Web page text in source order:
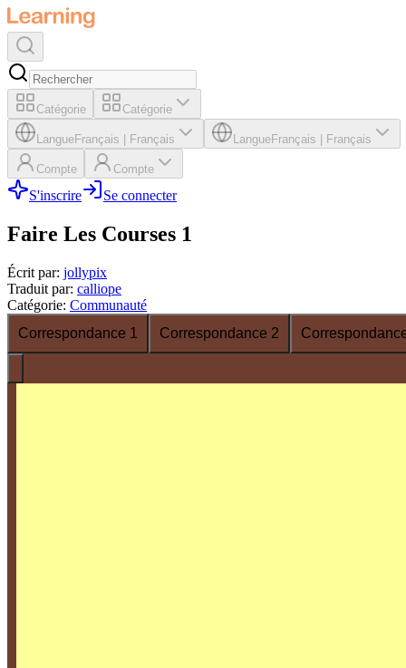
Catégorie Catégorie
LangueFrançais Français LangueFrançais Français
Compte Compte
S'inscrire Se connecter
Faire Les Courses 1
Écrit par: jollypix
Traduit par: calliope
Catégorie: Communauté
Correspondance 1
Correspondance 2